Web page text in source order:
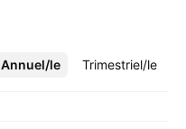
Annuel/le Trimestriel/le
Plus